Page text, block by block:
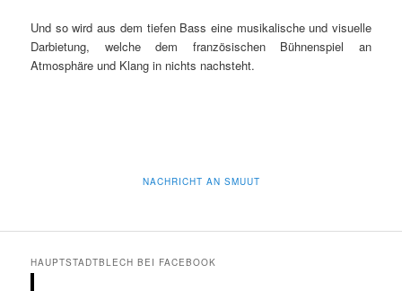
Und so wird aus dem tiefen Bass eine musikalische und visuelle
Darbietung, welche dem französischen Bühnenspiel an
Atmosphäre und Klang in nichts nachsteht.
NACHRICHT AN SMUUT
HAUPTSTADTBLECH BEI FACEBOOK